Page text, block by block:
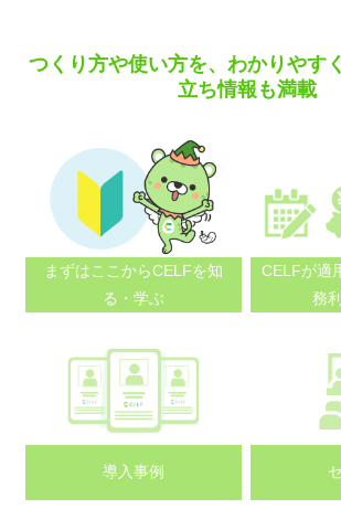
つくり方や使い方を、わかりやす
立ち情報も満載
まずはここからCELFを知
る・学ぶ
CELFが適
務
導入事例